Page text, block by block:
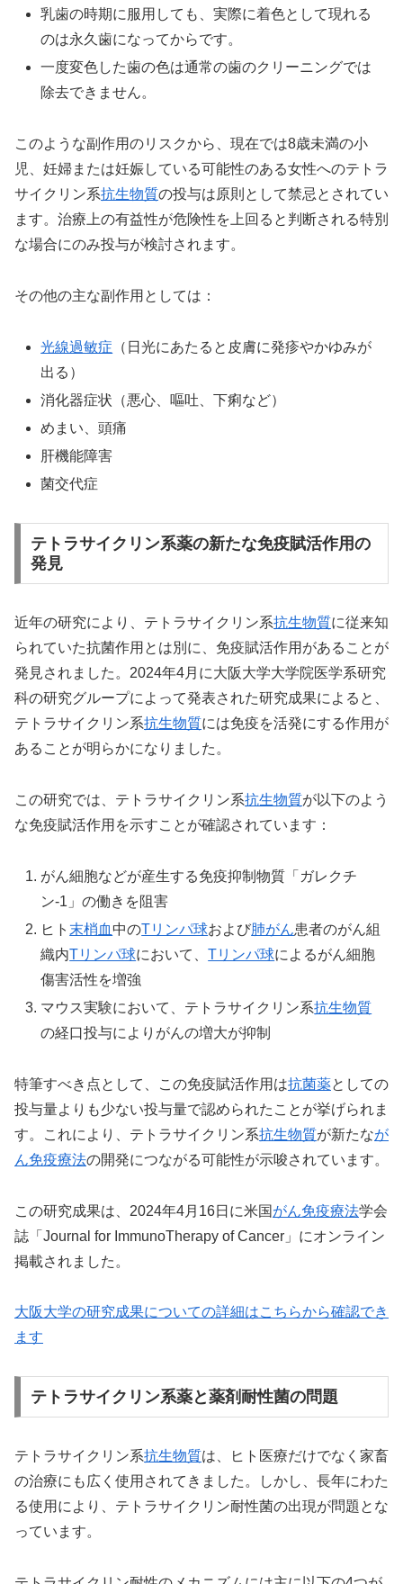
乳歯の時期に服用しても、実際に着色として現れる
のは永久歯になってからです。
一度変色した歯の色は通常の歯のクリーニングでは
除去できません。
このような副作用のリスクから、現在では8歳未満の小
児、妊婦または妊娠している可能性のある女性へのテトラ
サイクリン系抗生物質の投与は原則として禁忌とされてい
ます。治療上の有益性が危険性を上回ると判断される特別
な場合にのみ投与が検討されます。
その他の主な副作用としては：
光線過敏症 （日光にあたると皮膚に発疹やかゆみが
出る）
消化器症状（悪心、嘔吐、下痢など）
めまい、頭痛
肝機能障害
菌交代症
テトラサイクリン系薬の新たな免疫賦活作用の
発見
近年の研究により、テトラサイクリン系抗生物質に従来知
られていた抗菌作用とは別に、免疫賦活作用があることが
発見されました。2024年4月に大阪大学大学院医学系研究
科の研究グループによって発表された研究成果によると、
テトラサイクリン系抗生物質には免疫を活発にする作用が
あることが明らかになりました。
この研究では、テトラサイクリン系抗生物質が以下のよう
な免疫賦活作用を示すことが確認されています：
がん細胞などが産生する免疫抑制物質「ガレクチ
ン-1」の働きを阻害
ヒト 末梢血 中のTリンパ球および肺がん患者のがん組
織内Tリンパ球において、Tリンパ球によるがん細胞
傷害活性を増強
マウス実験において、テトラサイクリン系抗生物質
の経口投与によりがんの増大が抑制
特筆すべき点として、この免疫賦活作用は抗菌薬としての
投与量よりも少ない投与量で認められたことが挙げられま
す。これにより、テトラサイクリン系抗生物質が新たなが
ん免疫療法の開発につながる可能性が示唆されています。
この研究成果は、2024年4月16日に米国 がん免疫療法学会
誌「Journal for ImmunoTherapy of Cancer」にオンライン
掲載されました。
大阪大学の研究成果についての詳細はこちらから確認でき
ます
テトラサイクリン系薬と薬剤耐性菌の問題
テトラサイクリン系抗生物質は、ヒト医療だけでなく家畜
の治療にも広く使用されてきました。しかし、長年にわた
る使用により、テトラサイクリン耐性菌の出現が問題とな
っています。